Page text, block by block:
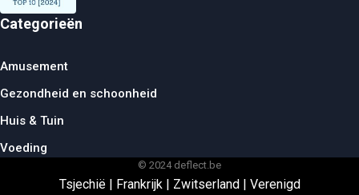
Categorieën
Amusement
Gezondheid en schoonheid
Huis & Tuin
Voeding
© 2024 deflect.be
Tsjechië| Frankrijk| Zwitserland Verenigd